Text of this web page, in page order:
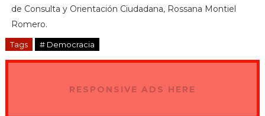
de Consulta y Orientación Ciudadana, Rossana Montiel
Romero.
Tags # Democracia
RESPONSIVE ADS HERE